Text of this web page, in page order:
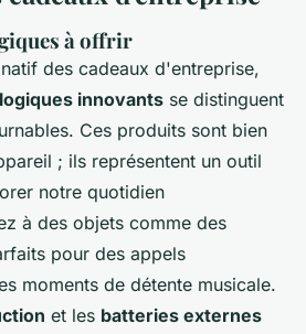
à offrir
des cadeaux d'entreprise,
innovants se distinguent
Ces produits sont bien
; ils représentent un outil
notre quotidien
à des objets comme des
pour des appels
moments de détente musicale.
et les batteries externes